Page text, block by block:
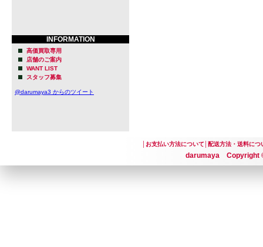
INFORMATION
高価買取専用
店舗のご案内
WANT LIST
スタッフ募集
@darumaya3 からのツイート
お支払い方法について│ 配送方法・送料につ
darumaya Copyright